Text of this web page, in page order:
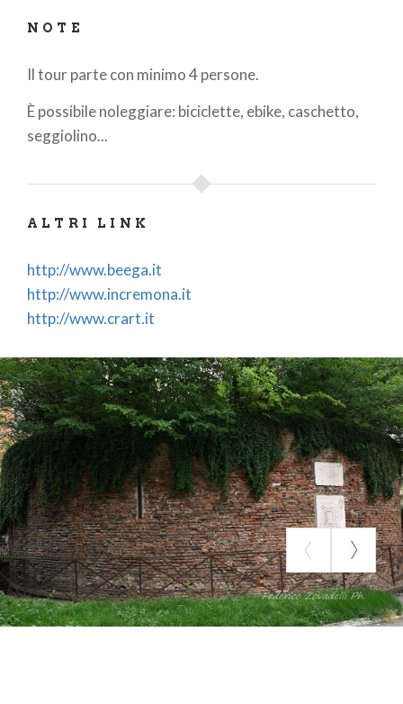
NOTE
Il tour parte con minimo 4 persone.
È possibile noleggiare: biciclette, ebike, caschetto,
seggiolino...
ALTRI LINK
http://www.beega.it
http://www.incremona.it
http://www.crart.it